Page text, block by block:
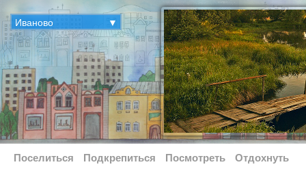
Иваново ▼
Поселиться Подкрепиться Посмотреть Отдохнуть